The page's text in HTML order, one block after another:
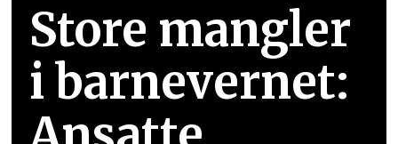
Store mangler
i barnevernet: